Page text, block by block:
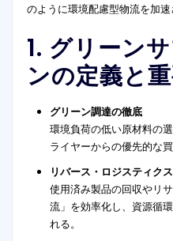
のように環境配慮型物流を加速
1. グリーン
ンの定義と
グリーン調達の徹底
環境負荷の低い原材料の
ライヤーからの優先的な
リバース・ロジスティク
使用済み製品の回収やリ
流」を効率化し、資源循
れる。